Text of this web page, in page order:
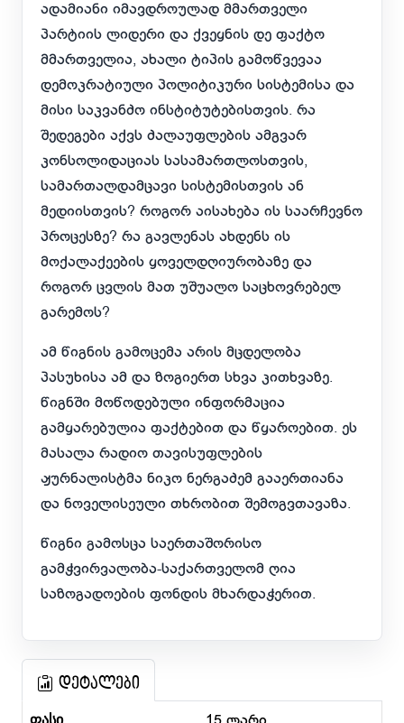
ადამიანი იმავდროულად მმართველი
პარტიის ლიდერი და ქვეყნის დე ფაქტო
მმართველია, ახალი ტიპის გამოწვევაა
დემოკრატიული პოლიტიკური სისტემისა და
მისი საკვანძო ინსტიტუტებისთვის. რა
შედეგები აქვს ძალაუფლების ამგვარ
კონსოლიდაციას სასამართლოსთვის,
სამართალდამცავი სისტემისთვის ან
მედიისთვის? როგორ აისახება ის საარჩევნო
პროცესზე? რა გავლენას ახდენს ის
მოქალაქეების ყოველდღიურობაზე და
როგორ ცვლის მათ უშუალო საცხოვრებელ
გარემოს?
ამ წიგნის გამოცემა არის მცდელობა
პასუხისა ამ და ზოგიერთ სხვა კითხვაზე.
წიგნში მოწოდებული ინფორმაცია
გამყარებულია ფაქტებით და წყაროებით. ეს
მასალა რადიო თავისუფლების
ჟურნალისტმა ნიკო ნერგაძემ გააერთიანა
და ნოველისეული თხრობით შემოგვთავაზა.
წიგნი გამოსცა საერთაშორისო
გამჭვირვალობა-საქართველომ ღია
საზოგადოების ფონდის მხარდაჭერით.
დეტალები